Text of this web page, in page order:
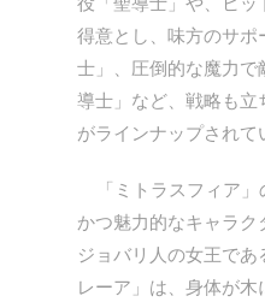
得意とし、味方のサ
士」、圧倒的な魔力で
導士」など、戦略も
がラインナップされて
「ミトラスフィア」
かつ魅力的なキャラク
ジョバリ人の女王で
レーア」は、身体が